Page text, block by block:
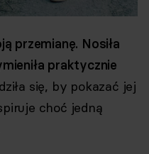
przemianę. Nosiła
praktycznie
się, by pokazać jej
choć jedną